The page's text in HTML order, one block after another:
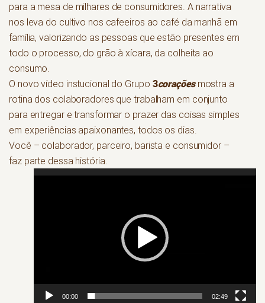
para a mesa de milhares de consumidores. A narrativa
nos leva do cultivo nos cafeeiros ao café da manhã em
família, valorizando as pessoas que estão presentes em
todo o processo, do grão à xícara, da colheita ao
consumo.
O novo vídeo instucional do Grupo 3coraçõesmostra a
rotina dos colaboradores que trabalham em conjunto
para entregar e transformar o prazer das coisas simples
em experiências apaixonantes, todos os dias.
Você – colaborador, parceiro, barista e consumidor –
faz parte dessa história.
Tocador
00:00 02:49